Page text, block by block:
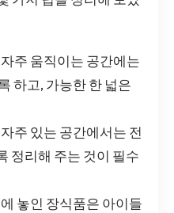
주 움직이는 공간에는
하고, 가능한 한 넓은
주 있는 공간에서는 전
정리해 주는 것이 필수
놓인 장식품은 아이들